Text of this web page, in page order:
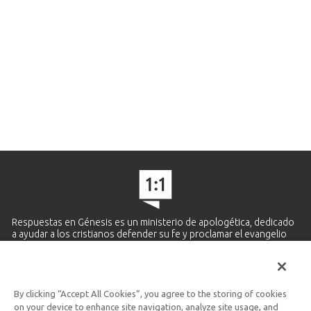
Respuestas en Génesis es un ministerio de apologética, dedicado
a ayudar a los cristianos defender su fe y proclamar el evangelio
Ministerio Hispano y Latinoamericano
By clicking “Accept All Cookies”, you agree to the storing of cookies
on your device to enhance site navigation, analyze site usage, and